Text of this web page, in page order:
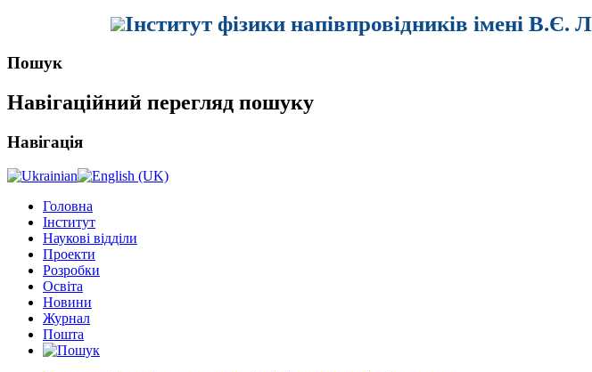
Інститут фізики напівпровідників імені
Пошук
Навігаційний перегляд пошуку
Навігація
Головна
Інститут
Наукові відділи
Проекти
Розробки
Освіта
Новини
Журнал
Пошта